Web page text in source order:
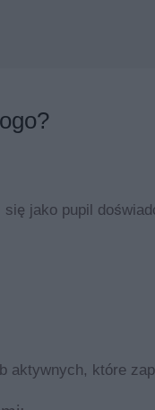
jako pupil
aktywnych, które